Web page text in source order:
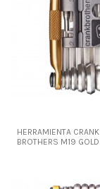
HERRAMIENTA CRANK
BROTHERS M19 GOLD